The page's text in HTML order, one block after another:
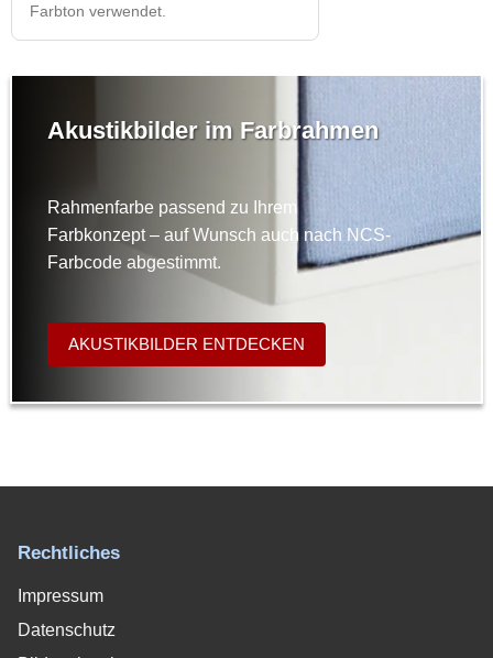
Farbton verwendet.
Akustikbilder im Farbrahmen
Rahmenfarbe passend zu Ihrem
Farbkonzept – auf Wunsch auch nach NCS-
Farbcode abgestimmt.
AKUSTIKBILDER ENTDECKEN
Rechtliches
Impressum
Datenschutz